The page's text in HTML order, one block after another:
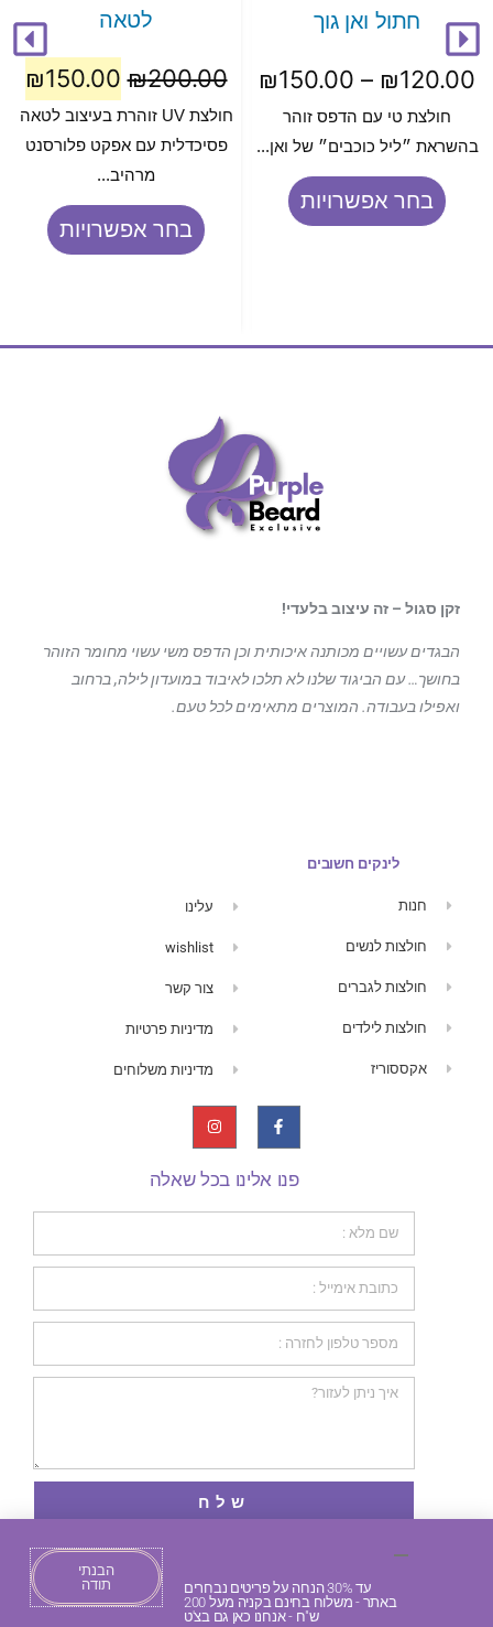
חתול ואן גוך
₪120.00
–
₪150.00
חולצת טי עם הדפס זוהר
בהשראת ״ליל כוכבים״ של ואן...
בחר אפשרויות
לטאה
₪200.00
₪150.00
חולצת UV זוהרת בעיצוב לטאה
פסיכדלית עם אפקט פלורסנט
מרהיב...
בחר אפשרויות
זקן סגול – זה עיצוב בלעדי!
הבגדים עשויים מכותנה איכותית וכן הדפס משי עשוי מחומר הזוהר
בחושך… עם הביגודשלנו לא תלכו לאיבוד במועדון לילה, ברחוב
ואפילו בעבודה. המוצרים מתאימים לכל טעם.
לינקים חשובים
חנות
חולצות לנשים
חולצות לגברים
חולצות לילדים
אקססוריז
עלינו
wishlist
צור קשר
מדיניות פרטיות
מדיניות משלוחים
פנו אלינו בכל שאלה
שלח
כל הזכויות שמורות 2026 © PURPLE BEARD
עד 30% הנחה על פריטים נבחרים
באתר - משלוח בחינם בקניה מעל 200
ש"ח - אנחנו כאן גם בצ'ט
הבנתי
תודה